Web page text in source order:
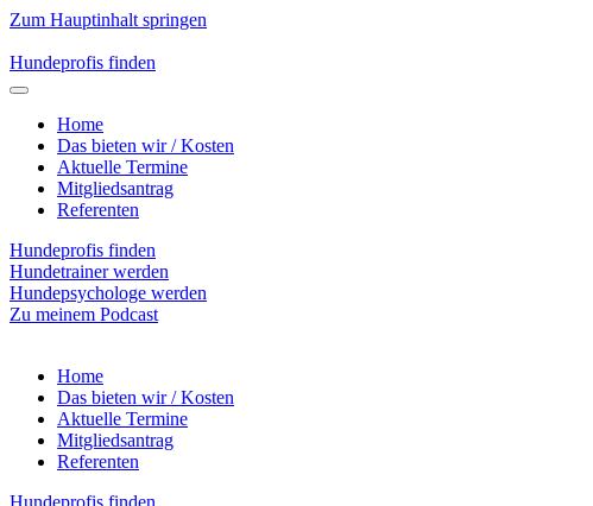
Zum Hauptinhalt springen
Hundeprofis finden
Home
Das bieten wir / Kosten
Aktuelle Termine
Mitgliedsantrag
Referenten
Hundeprofis finden
Hundetrainer werden
Hundepsychologe werden
Zu meinem Podcast
Home
Das bieten wir / Kosten
Aktuelle Termine
Mitgliedsantrag
Referenten
Hundeprofis finden